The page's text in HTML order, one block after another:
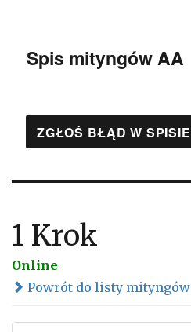
Spis mityngów AA
ZGŁOŚ BŁĄD W SPISIE
1 Krok
Online
Powrót do listy mityngów